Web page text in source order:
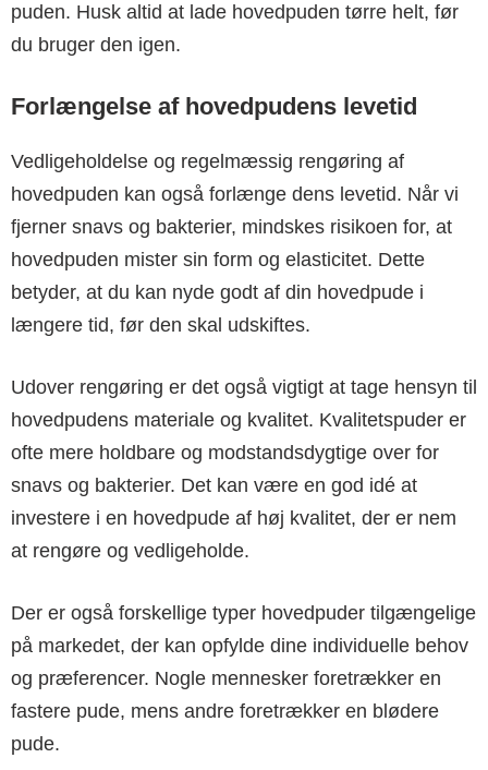
puden. Husk altid at lade hovedpuden tørre helt, før
du bruger den igen.
Forlængelse af hovedpudens levetid
Vedligeholdelse og regelmæssig rengøring af
hovedpuden kan også forlænge dens levetid. Når vi
fjerner snavs og bakterier, mindskes risikoen for, at
hovedpuden mister sin form og elasticitet. Dette
betyder, at du kan nyde godt af din hovedpude i
længere tid, før den skal udskiftes.
Udover rengøring er det også vigtigt at tage hensyn til
hovedpudens materiale og kvalitet. Kvalitetspuder er
ofte mere holdbare og modstandsdygtige over for
snavs og bakterier. Det kan være en god idé at
investere i en hovedpude af høj kvalitet, der er nem
at rengøre og vedligeholde.
Der er også forskellige typer hovedpuder tilgængelige
på markedet, der kan opfylde dine individuelle behov
og præferencer. Nogle mennesker foretrækker en
fastere pude, mens andre foretrækker en blødere
pude.